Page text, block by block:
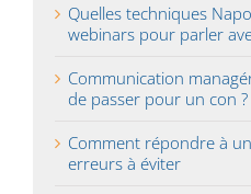
Quelles techniques
webinars pour parler
Communication
de passer pour un con ?
Comment répondre à
erreurs à éviter